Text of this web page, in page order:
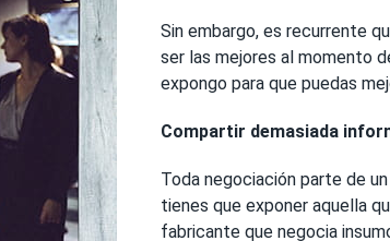
Sin embargo, es recurrente
ser las mejores al momento
expongo para que puedas
Compartir demasiada
Toda negociación parte de
tienes que exponer aquella
fabricante que negocia